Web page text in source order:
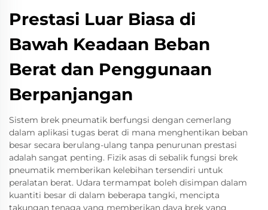
Prestasi Luar Biasa di
Bawah Keadaan Beban
Berat dan Penggunaan
Berpanjangan
Sistem brek pneumatik berfungsi dengan cemerlang
dalam aplikasi tugas berat di mana menghentikan beban
besar secara berulang-ulang tanpa penurunan prestasi
adalah sangat penting. Fizik asas di sebalik fungsi brek
pneumatik memberikan kelebihan tersendiri untuk
peralatan berat. Udara termampat boleh disimpan dalam
kuantiti besar di dalam beberapa tangki, mencipta
takungan tenaga yang memberikan daya brek yang